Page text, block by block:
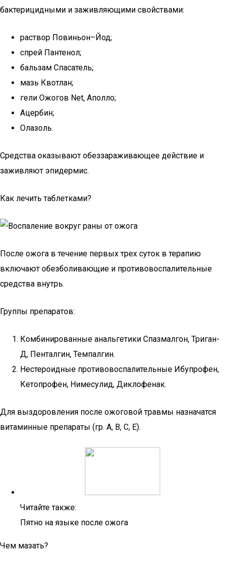
бактерицидными и заживляющими свойствами:
раствор Повиньон–Йод;
спрей Пантенол;
бальзам Спасатель;
мазь Квотлан;
гели Ожогов Net, Аполло;
Ацербин;
Олазоль.
Средства оказывают обеззараживающее действие и
заживляют эпидермис.
Как лечить таблетками?
После ожога в течение первых трех суток в терапию
включают обезболивающие и противовоспалительные
средства внутрь.
Группы препаратов:
Комбинированные анальгетики Спазмалгон, Триган-
Д, Пенталгин, Темпалгин.
Нестероидные противовоспалительные Ибупрофен,
Кетопрофен, Нимесулид, Диклофенак.
Для выздоровления после ожоговой травмы назначатся
витаминные препараты (гр. A, B, C, E).
Читайте также:
Пятно на языке после ожога
Чем мазать?